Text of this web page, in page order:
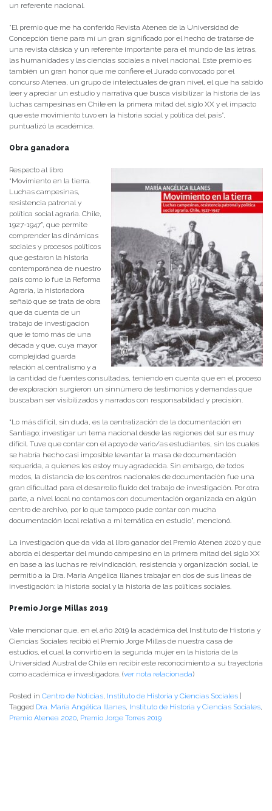
un referente nacional.
“El premio que me ha conferido Revista Atenea de la Universidad de
Concepción tiene para mí un gran significado por el hecho de tratarse de
una revista clásica y un referente importante para el mundo de las letras,
las humanidades y las ciencias sociales a nivel nacional. Este premio es
también un gran honor que me confiere el Jurado convocado por el
concurso Atenea, un grupo de intelectuales de gran nivel, el que ha sabido
leer y apreciar un estudio y narrativa que busca visibilizar la historia de las
luchas campesinas en Chile en la primera mitad del siglo XX y el impacto
que este movimiento tuvo en la historia social y política del país”,
puntualizó la académica.
Obra ganadora
Respecto al libro
“Movimiento en la tierra.
Luchas campesinas,
resistencia patronal y
política social agraria. Chile,
1927-1947”, que permite
comprender las dinámicas
sociales y procesos políticos
que gestaron la historia
contemporánea de nuestro
país como lo fue la Reforma
Agraria, la historiadora
señaló que se trata de obra
que da cuenta de un
trabajo de investigación
que le tomó más de una
década y que, cuya mayor
complejidad guarda
relación al centralismo y a
la cantidad de fuentes consultadas, teniendo en cuenta que en el proceso
de exploración surgieron un sinnúmero de testimonios y demandas que
buscaban ser visibilizados y narrados con responsabilidad y precisión.
“Lo más difícil, sin duda, es la centralización de la documentación en
Santiago; investigar un tema nacional desde las regiones del sur es muy
difícil. Tuve que contar con el apoyo de vario/as estudiantes, sin los cuales
se habría hecho casi imposible levantar la masa de documentación
requerida, a quienes les estoy muy agradecida. Sin embargo, de todos
modos, la distancia de los centros nacionales de documentación fue una
gran dificultad para el desarrollo fluido del trabajo de investigación. Por otra
parte, a nivel local no contamos con documentación organizada en algún
centro de archivo, por lo que tampoco pude contar con mucha
documentación local relativa a mi temática en estudio”, mencionó.
La investigación que da vida al libro ganador del Premio Atenea 2020 y que
aborda el despertar del mundo campesino en la primera mitad del siglo XX
en base a las luchas re reivindicación, resistencia y organización social, le
permitió a la Dra. María Angélica Illanes trabajar en dos de sus líneas de
investigación: la historia social y la historia de las políticas sociales.
Premio Jorge Millas 2019
Vale mencionar que, en el año 2019 la académica del Instituto de Historia y
Ciencias Sociales recibió el Premio Jorge Millas de nuestra casa de
estudios, el cual la convirtió en la segunda mujer en la historia de la
Universidad Austral de Chile en recibir este reconocimiento a su trayectoria
como académica e investigadora. (ver nota relacionada)
Posted in Centro de Noticias, Instituto de Historia y Ciencias Sociales
Tagged Dra. María Angélica Illanes, Instituto de Historia y Ciencias Sociales,
Premio Atenea 2020, Premio Jorge Torres 2019